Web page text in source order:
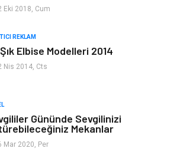
Organizasyon
Genel Kültür
Eki 2018, Cum
REKLAM
Elbise Modelleri 2014
Nis 2014, Cts
Gününde Sevgilinizi
Mekanlar
Mar 2020, Per